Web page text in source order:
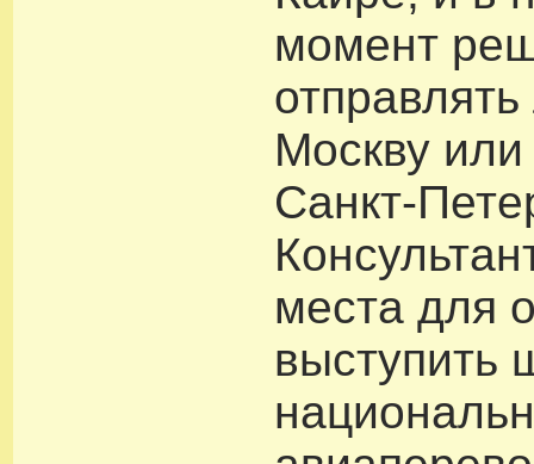
момент
Москву или
Санкт-
места для
выступить